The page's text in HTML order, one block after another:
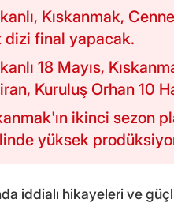
Kıskanmak,
dizi final yapacak.
18 Mayıs,
Kuruluş Orhan 10
ikinci sezon
yüksek
iddialı hikayeleri ve